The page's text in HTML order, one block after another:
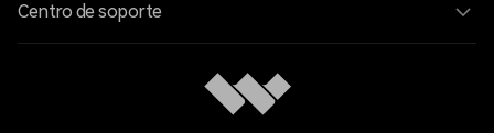
Centro de soporte